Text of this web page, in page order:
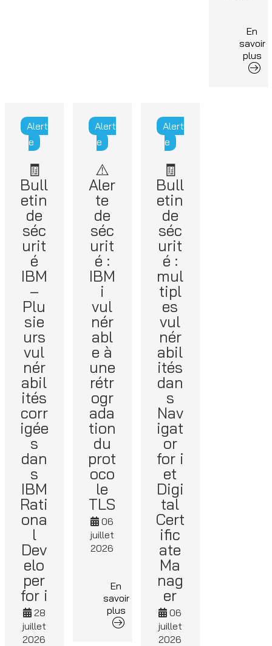
En
savoir
plus
Alert
e
🧾
Bull
etin
de
séc
urit
é
IBM
–
Plu
sie
urs
vul
nér
abil
ités
corr
igée
s
dan
s
IBM
Rati
ona
l
Dev
elo
per
for i
28
juillet
2026
Alert
e
⚠️
Aler
te
de
séc
urit
é :
IBM
i
vul
nér
abl
e à
une
rétr
ogr
ada
tion
du
prot
oco
le
TLS
06
juillet
2026
En
savoir
plus
Alert
e
🧾
Bull
etin
de
séc
urit
é :
mul
tipl
es
vul
nér
abil
ités
dan
s
Nav
igat
or
for i
et
Digi
tal
Cert
ific
ate
Ma
nag
er
06
juillet
2026